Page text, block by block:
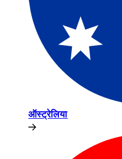
ऑस्ट्रेलिया​​